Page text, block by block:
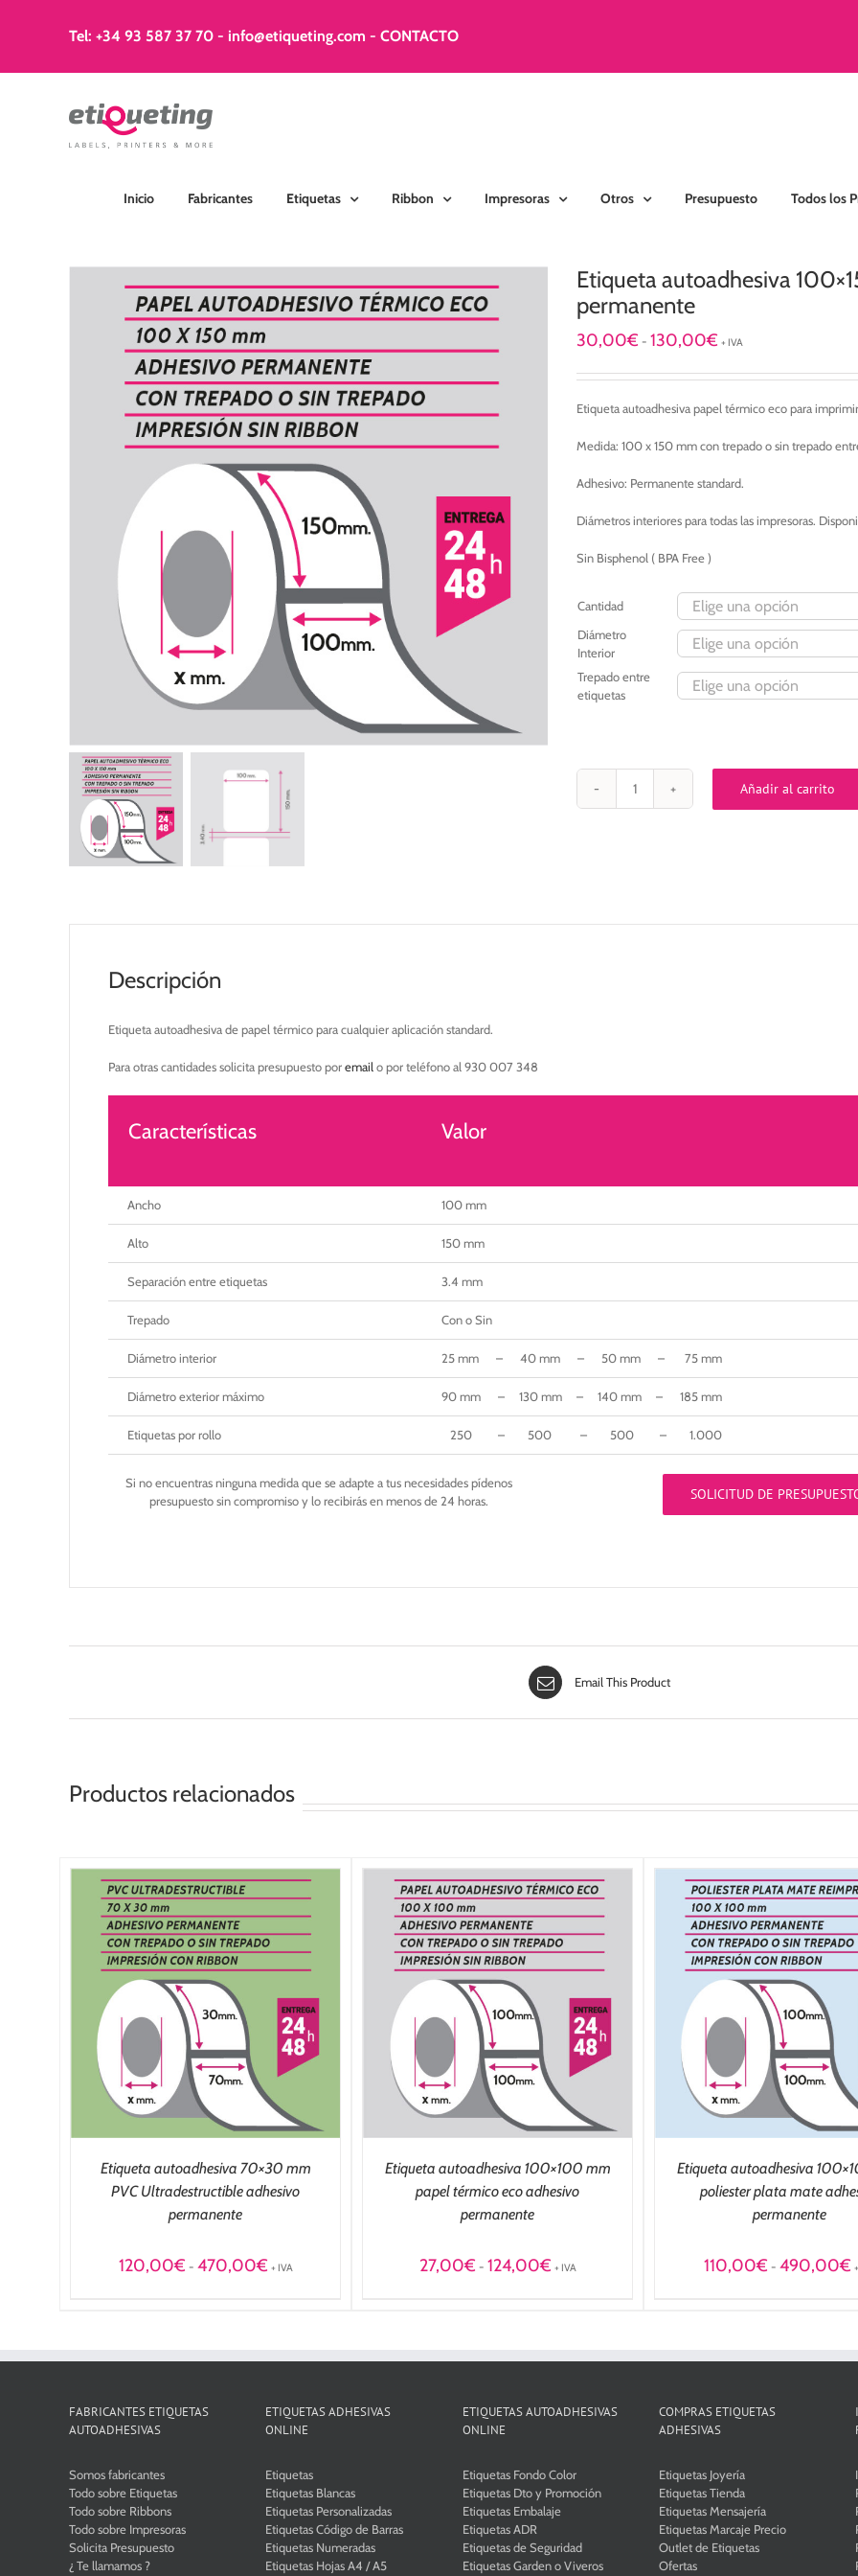
Tel: +34 93 587 37 70 - info@etiqueting.com - CONTACTO
Inicio Fabricantes Etiquetas Ribbon Impresoras Otros Presupuesto Todos los
Etiqueta autoadhesiva
permanente
30,00€ - 130,00€Rango
precios:
30,00€
130,00€
+ IVA
Etiqueta autoadhesiva papel térmico eco para
Medida: 100 x 150 mm con trepado o sin trepado
Adhesivo: Permanente standard.
Diámetros interiores para todas las impresoras.
Sin Bisphenol ( BPA Free )
Cantidad
Diámetro
Interior
Trepado entre
etiquetas
Etiqueta
autoadhesiva
adhesivo
Añadir al carrito
Descripción
Etiqueta autoadhesiva de papel térmico para cualquier aplicación standard.
Para otras cantidades solicita presupuesto poremailo por teléfono al 930 007 348
Características Valor
Ancho 100 mm
Alto 150 mm
Separación entre etiquetas 3.4 mm
Trepado Con o Sin
Diámetro interior 25 mm – 40 mm – 50 mm – 75 mm
Diámetro exterior máximo 90 mm – 130 mm – 140 mm – 185 mm
Etiquetas por rollo 250 – 500 – 500 – 1.000
Si no encuentras ninguna medida que se adapte a tus necesidades pídenos
presupuesto sin compromiso y lo recibirás en menos de 24 horas.
SOLICITUD DE
Email This Product
Productos relacionados
Etiqueta autoadhesiva 70×30 mm
PVC Ultradestructible adhesivo
permanente
120,00€ - 470,00€Rango
+ IVA
SELECCIONAR OPCIONES
/
DETALLES
Etiqueta autoadhesiva 100×100 mm
papel térmico eco adhesivo
permanente
27,00€ - 124,00€Rango
+ IVA
SELECCIONAR OPCIONES
/
DETALLES
Etiqueta autoadhesiva
poliester plata mate
permanente
110,00€ - 490,00€
SELECCIONAR
DETALLES
FABRICANTES ETIQUETAS
AUTOADHESIVAS
Somos fabricantes
Todo sobre Etiquetas
Todo sobre Ribbons
Todo sobre Impresoras
Solicita Presupuesto
¿ Te llamamos ?
ETIQUETAS ADHESIVAS
ONLINE
Etiquetas
Etiquetas Blancas
Etiquetas Personalizadas
Etiquetas Código de Barras
Etiquetas Numeradas
Etiquetas Hojas A4 / A5
ETIQUETAS AUTOADHESIVAS
ONLINE
Etiquetas Fondo Color
Etiquetas Dto y Promoción
Etiquetas Embalaje
Etiquetas ADR
Etiquetas de Seguridad
Etiquetas Garden o Viveros
COMPRAS ETIQUETAS
ADHESIVAS
Etiquetas Joyería
Etiquetas Tienda
Etiquetas Mensajería
Etiquetas Marcaje Precio
Outlet de Etiquetas
Ofertas